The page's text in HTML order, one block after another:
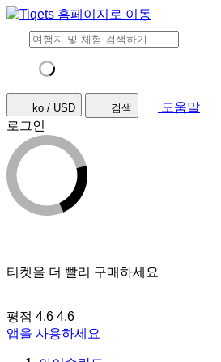
ko / USD 검색
도움말
로그인
티켓을 더 빨리 구매하세요
평점 4.6 4.6
앱을 사용하세요